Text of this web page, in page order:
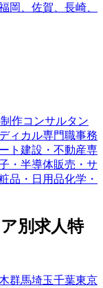
岡、佐賀、長崎、
作コンサルタン
ィカル専門職事務
ト 建設・不動産専
・半導体販売・サ
品・日用品化学・
別求人特
群馬埼玉千葉東京